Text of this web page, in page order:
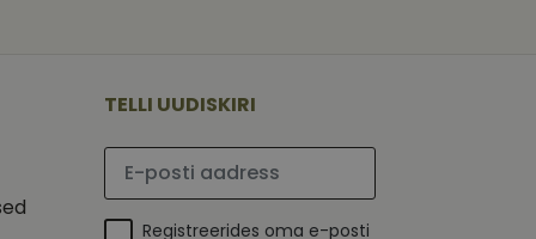
TELLI UUDISKIRI
Palun sisesta e-posti aadress
Registreerides oma e-posti
kasutajate
genereeritud
andmete
teha kindlaks,